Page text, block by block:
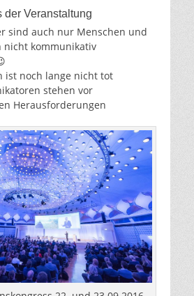
der Veranstaltung
sind auch nur Menschen und
nicht kommunikativ
ist noch lange nicht tot
stehen vor
Herausforderungen